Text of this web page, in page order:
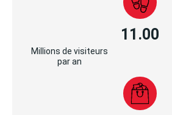
11.00
Millions de visiteurs
par an